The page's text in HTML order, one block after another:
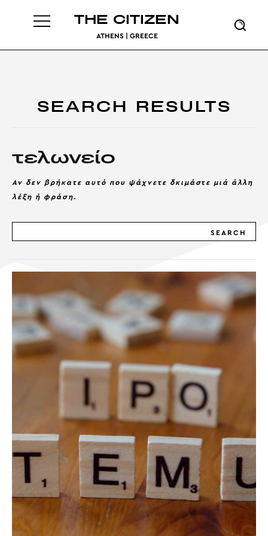
THE CITIZEN
ATHENS | GREECE
SEARCH RESULTS
τελωνείο
Αν δεν βρήκατε αυτό που ψάχνετε δκιμάστε μιά άλλη
λέξη ή φράση.
SEARCH